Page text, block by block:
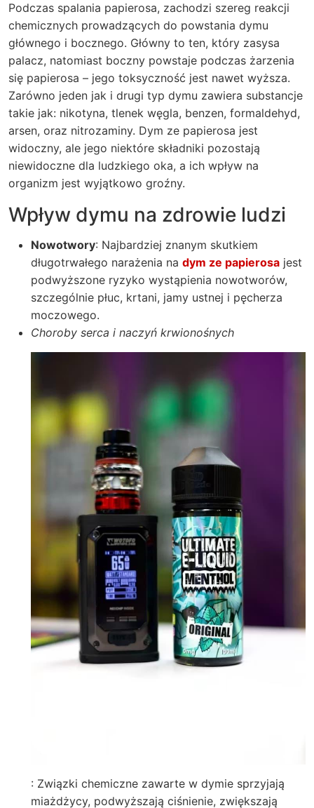
Podczas spalania papierosa, zachodzi szereg reakcji
chemicznych prowadzących do powstania dymu
głównego i bocznego. Główny to ten, który zasysa
palacz, natomiast boczny powstaje podczas żarzenia
się papierosa – jego toksyczność jest nawet wyższa.
Zarówno jeden jak i drugi typ dymu zawiera substancje
takie jak: nikotyna, tlenek węgla, benzen, formaldehyd,
arsen, oraz nitrozaminy. Dym ze papierosa jest
widoczny, ale jego niektóre składniki pozostają
niewidoczne dla ludzkiego oka, a ich wpływ na
organizm jest wyjątkowo groźny.
Wpływ dymu na zdrowie ludzi
Nowotwory: Najbardziej znanym skutkiem
długotrwałego narażenia na dym ze papierosa jest
podwyższone ryzyko wystąpienia nowotworów,
szczególnie płuc, krtani, jamy ustnej i pęcherza
moczowego.
Choroby serca i naczyń krwionośnych
: Związki chemiczne zawarte w dymie sprzyjają
miażdżycy, podwyższają ciśnienie, zwiększają